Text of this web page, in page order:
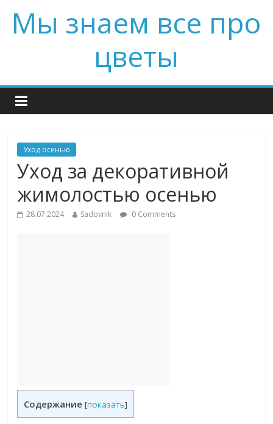
Мы знаем все про
цветы
Уход осенью
Уход за декоративной
жимолостью осенью
28.07.2024 Sadovnik 0 Comments
Содержание [показать]